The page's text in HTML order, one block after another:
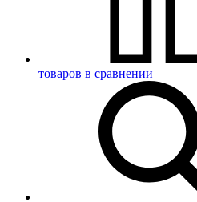
товаров в сравнении